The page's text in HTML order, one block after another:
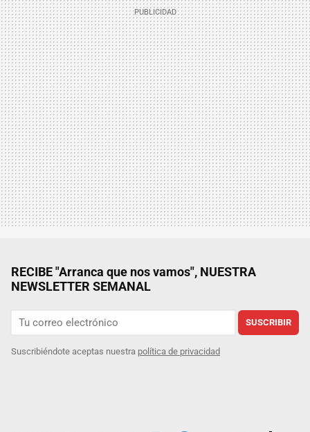
RECIBE "Arranca que nos vamos", NUESTRA
NEWSLETTER SEMANAL
SUSCRIBIR
Suscribiéndote aceptas nuestra política de privacidad